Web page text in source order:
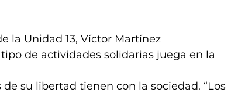
la Unidad 13, Víctor Martínez
de actividades solidarias juega en la
su libertad tienen con la sociedad. “Los